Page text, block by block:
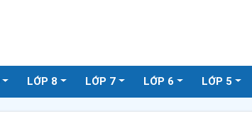
LỚP 8 LỚP 7 LỚP 6 LỚP 5